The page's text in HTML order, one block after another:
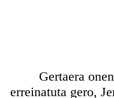
Gertaera onen
erreinatuta gero,